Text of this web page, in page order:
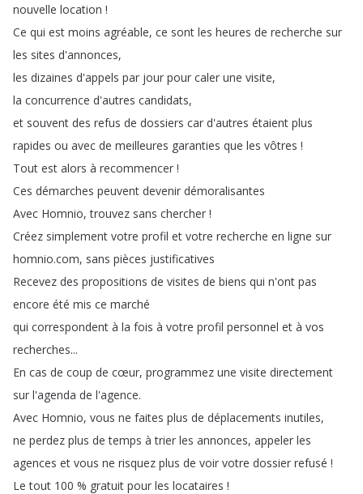
nouvelle location !
Ce qui est moins agréable, ce sont les heures de recherche sur
les sites d'annonces,
les dizaines d'appels par jour pour caler une visite,
la concurrence d'autres candidats,
et souvent des refus de dossiers car d'autres étaient plus
rapides ou avec de meilleures garanties que les vôtres !
Tout est alors à recommencer !
Ces démarches peuvent devenir démoralisantes
Avec Homnio,trouvez sans chercher !
Créez simplement votre profil et votre recherche en ligne sur
homnio.com, sans pièces justificatives
Recevez des propositions de visites de biens qui n'ont pas
encore été mis ce marché
qui correspondent à la fois à votre profil personnel et à vos
recherches...
En cas de coup de cœur, programmez une visite directement
sur l'agenda de l'agence.
Avec Homnio, vous ne faites plus de déplacements inutiles,
ne perdez plus de temps à trier les annonces, appeler les
agences et vous ne risquez plus de voir votre dossier refusé !
Le tout 100 % gratuit pour les locataires !